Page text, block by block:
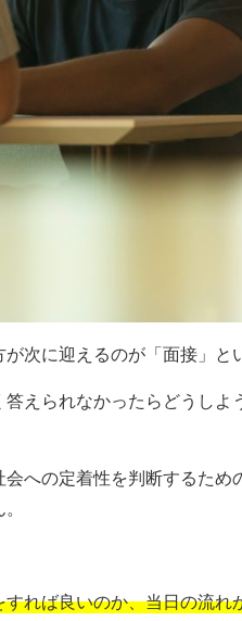
次に迎えるのが「面接」と
えられなかったらどうしよ
への定着性を判断するため
れば良いのか、当日の流れ